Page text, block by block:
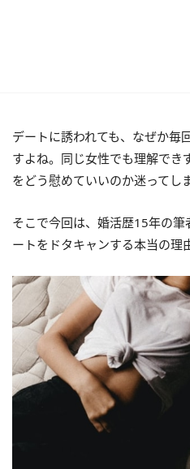
デートに誘われても、なぜか毎
すよね。同じ女性でも理解でき
をどう慰めていいのか迷ってし
そこで今回は、婚活歴15年の
ートをドタキャンする本当の理